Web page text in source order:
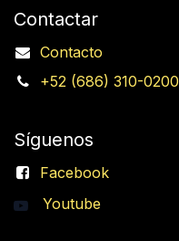
Contactar
Contacto
+52 (686) 310-0200
Síguenos
Facebook
Youtube